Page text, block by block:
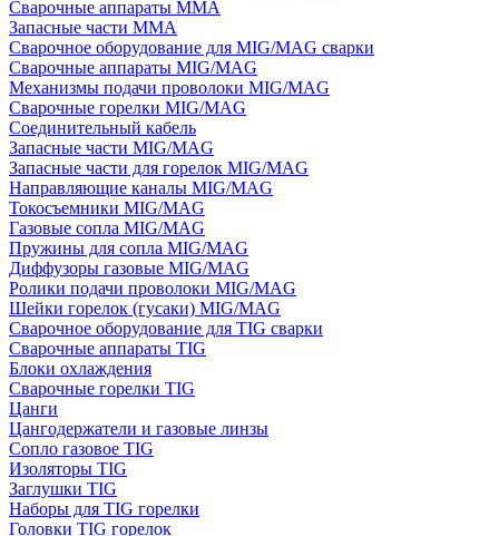
Сварочные аппараты MMA
Запасные части MMA
Сварочное оборудование для MIG/MAG сварки
Сварочные аппараты MIG/MAG
Механизмы подачи проволоки MIG/MAG
Сварочные горелки MIG/MAG
Соединительный кабель
Запасные части MIG/MAG
Запасные части для горелок MIG/MAG
Направляющие каналы MIG/MAG
Токосъемники MIG/MAG
Газовые сопла MIG/MAG
Пружины для сопла MIG/MAG
Диффузоры газовые MIG/MAG
Ролики подачи проволоки MIG/MAG
Шейки горелок (гусаки) MIG/MAG
Сварочное оборудование для TIG сварки
Сварочные аппараты TIG
Блоки охлаждения
Сварочные горелки TIG
Цанги
Цангодержатели и газовые линзы
Сопло газовое TIG
Изоляторы TIG
Заглушки TIG
Наборы для TIG горелки
Головки TIG горелок